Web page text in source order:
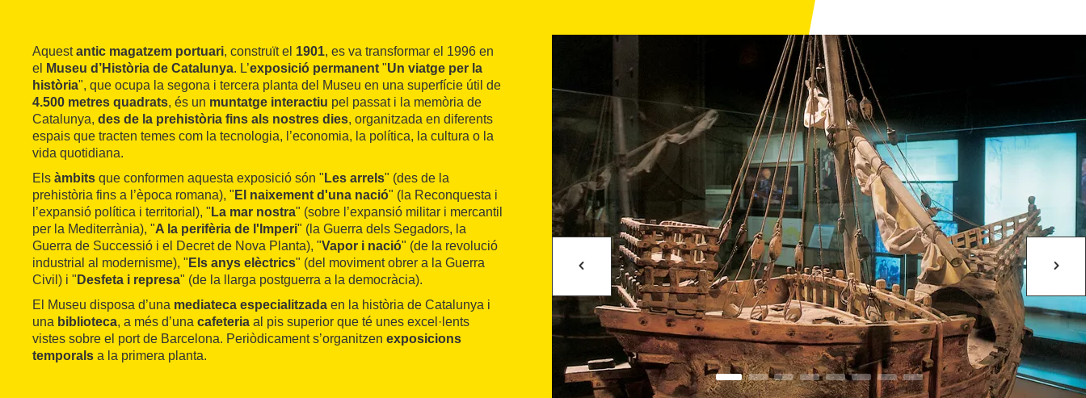
Aquestantic magatzem portuari, construït el 1901, es va transformar el 1996 en
el
Museu d’Història de Catalunya. L’exposició permanent "Un viatge per la
història", que ocupa la segona i tercera planta del Museu en una superfície útil de
4.500 metres quadrats, és un muntatge interactiu pel passat i la memòria de
Catalunya, des de la prehistòria fins als nostres dies, organitzada en diferents
espais que tracten temes com la tecnologia, l’economia, la política, la cultura o la
vida quotidiana.
Els àmbits que conformen aquesta exposició són " Les arrels" (des de la
prehistòria fins a l’època romana), " El naixement d'una nació" (la Reconquesta i
l’expansió política i territorial), " La mar nostra" (sobre l’expansió militar i mercantil
per la Mediterrània), "A la perifèria de l'Imperi" (la Guerra dels Segadors, la
Guerra de Successió i el Decret de Nova Planta), "Vapor i nació" (de la revolució
industrial al modernisme), " Els anys elèctrics" (del moviment obrer a la Guerra
Civil) i " Desfeta i represa" (de la llarga postguerra a la democràcia).
El Museu disposa d’una mediateca especialitzada en la història de Catalunya i
una biblioteca, a més d’una cafeteria al pis superior que té unes excel·lents
vistes sobre el port de Barcelona. Periòdicament s’organitzen exposicions
temporals a la primera planta.